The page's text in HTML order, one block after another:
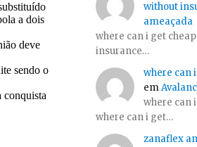
without
ameaçada
where can i get
insurance…
where can
em
where can
where can i get…
zanaflex